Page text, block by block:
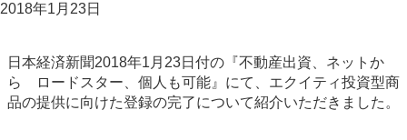
2018年1月23日
日本経済新聞2018年1月23日付の『不動産出資、ネットか
ら ロードスター、個人も可能』にて、エクイティ投資型商
品の提供に向けた登録の完了について紹介いただきました。